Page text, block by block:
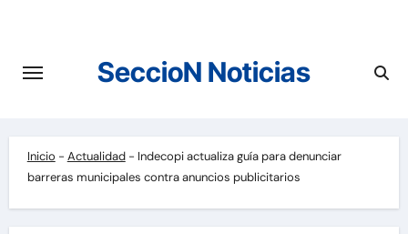
contenido
SeccioN Noticias
Inicio - Actualidad- Indecopi actualiza guía para denunciar
barreras municipales contra anuncios publicitarios